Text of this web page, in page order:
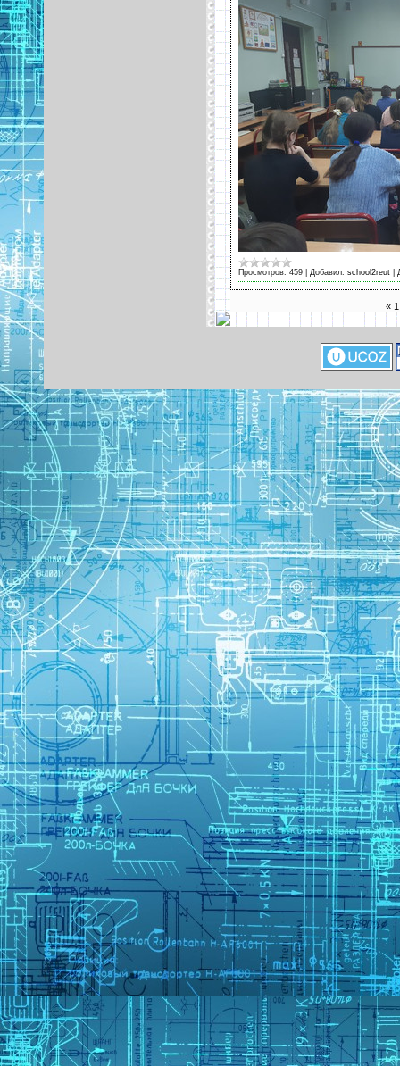
Просмотров: 459 Добавил: school2reut
« 1